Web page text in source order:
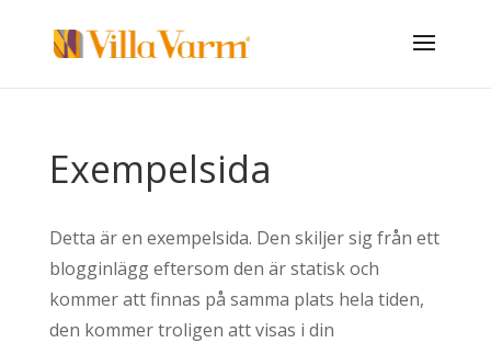
Exempelsida
Detta är en exempelsida. Den skiljer sig från ett
blogginlägg eftersom den är statisk och
kommer att finnas på samma plats hela tiden,
den kommer troligen att visas i din